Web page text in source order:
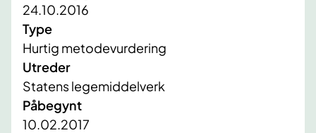
24.10.2016
Type
Hurtig metodevurdering
Utreder
Statens legemiddelverk
Påbegynt
10.02.2017